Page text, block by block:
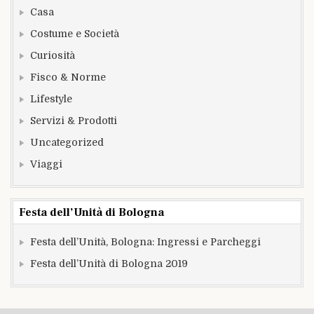
Casa
Costume e Società
Curiosità
Fisco & Norme
Lifestyle
Servizi & Prodotti
Uncategorized
Viaggi
Festa dell’Unità di Bologna
Festa dell’Unità, Bologna: Ingressi e Parcheggi
Festa dell’Unità di Bologna 2019